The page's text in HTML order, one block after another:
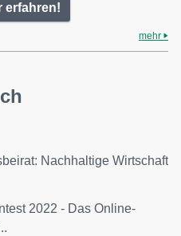
erfahren!
mehr
Nachhaltige Wirtschaft
2022 - Das Online-